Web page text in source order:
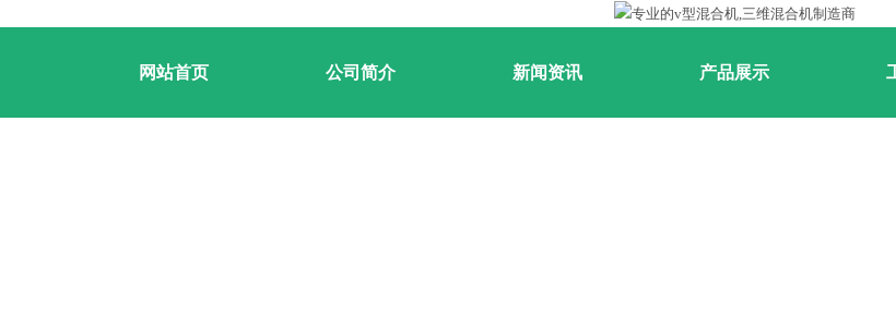
网站首页 公司简介 新闻资讯 产品展示